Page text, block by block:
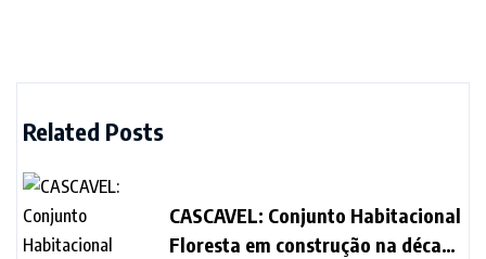
Related Posts
CASCAVEL: Conjunto Habitacional
Floresta em construção na década